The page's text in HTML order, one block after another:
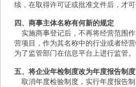
续，在取得许可证或批准文件后，才
四、商事主体名称有何新的规定
实施商事登记后，不再将经营范围
营项目，作为其名称中的行业或者经
为了监管部门在信息平台上进行监管。
五、将企业年检制度改为年度报告制度
取消年度检验制度，实行年度报告